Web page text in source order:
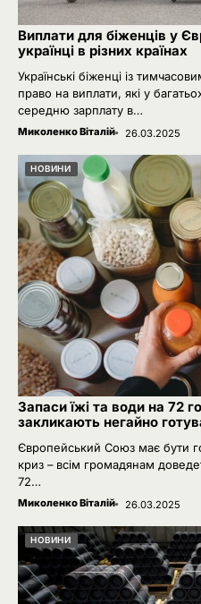
Виплати для біженців у
українці в різних країнах
Українські біженці із
право на виплати, які у
середню зарплату в…
Миколенко Віталій 26.03.2025
НОВИНИ
Запаси їжі та води на 72
закликають негайно
Європейський Союз має бути
криз – всім громадянам
72…
Миколенко Віталій 26.03.2025
НОВИНИ